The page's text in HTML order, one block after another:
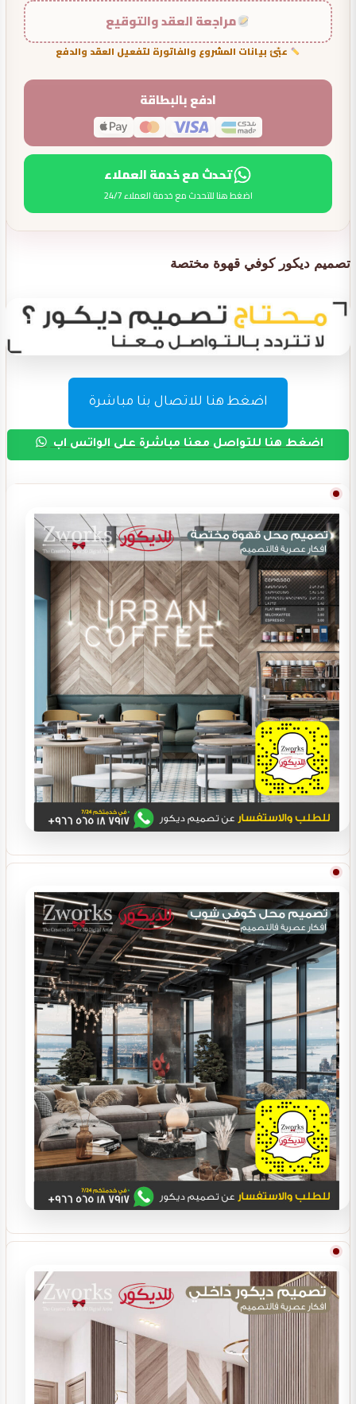
مراجعة العقد والتوقيع
عبّئ بيانات المشروع والفاتورة لتفعيل العقد والدفع
ادفع بالبطاقة
تحدث مع خدمة العملاء
اضغط هنا للتحدث مع خدمة العملاء 24/7
تصميم ديكور كوفي قهوة مختصة
اضغط هنا للاتصال بنا مباشرة
اضغط هنا للتواصل معنا مباشرة على الواتس اب